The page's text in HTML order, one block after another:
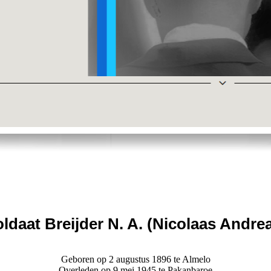
Breijder N. A. (Nicolaas
Geboren op 2 augustus 1896 te Almelo